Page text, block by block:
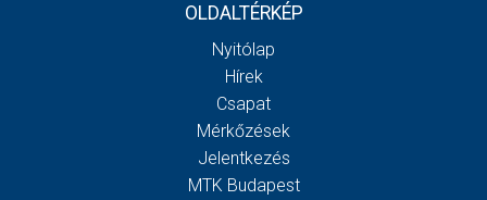
OLDALTÉRKÉP
Nyitólap
Hírek
Csapat
Mérkőzések
Jelentkezés
MTK Budapest